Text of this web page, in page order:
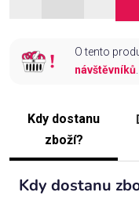
O tento
návštěvníků
Kdy dostanu
zboží?
Kdy dostanu